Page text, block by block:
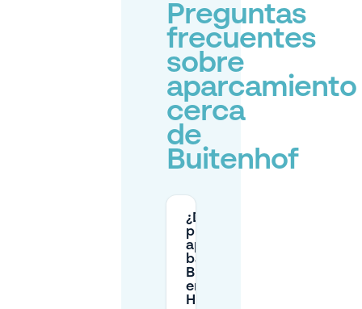
Preguntas
frecuentes
sobre
aparcamiento
cerca
de
Buitenhof
¿Dónde
puedo
aparcar
barato en
Buitenhof
en La
Haya?